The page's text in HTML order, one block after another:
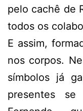
pelo cachê de
todos os
E assim,
nos corpos.
símbolos já
presentes